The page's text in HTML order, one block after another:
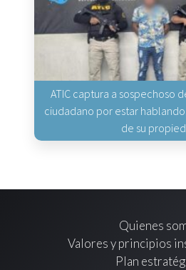
ATIC captura a sospechoso
ciudadano por estar
de su
Quienes
Valores y principios
Plan